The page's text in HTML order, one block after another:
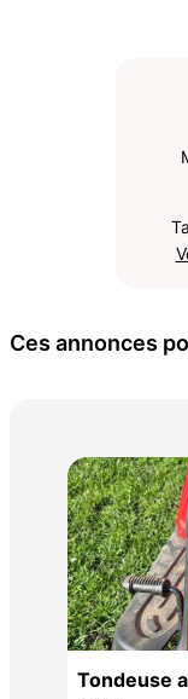
Ces annonces
Tondeuse